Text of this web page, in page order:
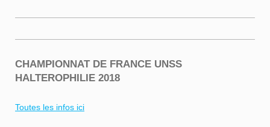
CHAMPIONNAT DE FRANCE UNSS
HALTEROPHILIE 2018
Toutes les infos ici